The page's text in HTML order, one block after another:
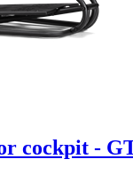
cockpit -